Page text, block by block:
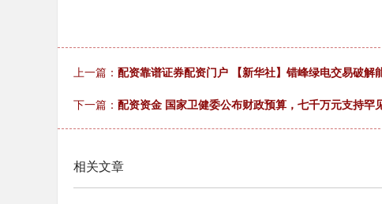
上一篇： 配资靠谱证券配资门户 【新华社】错峰绿电交易破解
下一篇： 配资资金 国家卫健委公布财政预算，七千万元支持罕
相关文章